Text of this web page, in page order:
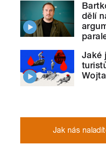
dělí
Jaké
Jak nás